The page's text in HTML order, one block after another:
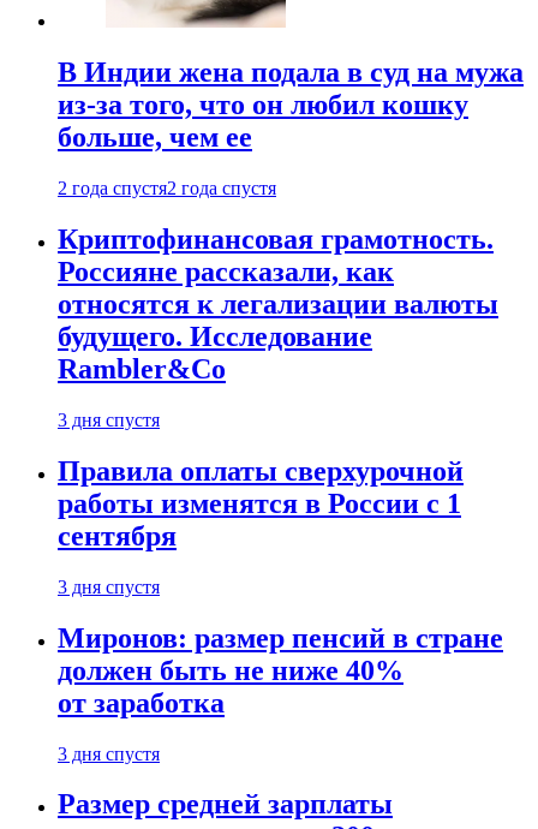
В Индии жена подала в суд на мужа
из-за того, что он любил кошку
больше, чем ее
2 года спустя2 года спустя
Криптофинансовая грамотность.
Россияне рассказали, как
относятся к легализации валюты
будущего. Исследование
Rambler&Co
3 дня спустя
Правила оплаты сверхурочной
работы изменятся в России с 1
сентября
3 дня спустя
Миронов: размер пенсий в стране
должен быть не ниже 40%
от заработка
3 дня спустя
Размер средней зарплаты